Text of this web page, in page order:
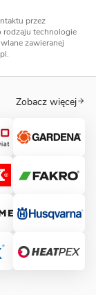
przez
rodzaju technologie
zawieranej
Zobacz więcej